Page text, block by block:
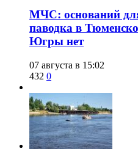
​МЧС: оснований
паводка в
Югры нет
07 августа в 15:02
432 0